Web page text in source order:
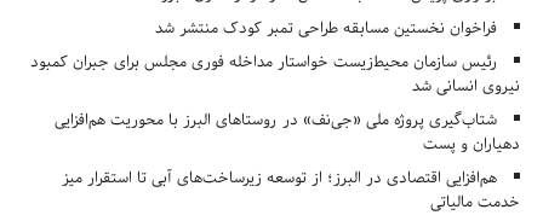
فراخوان نخستین مسابقه طراحی تمبر کودک منتشر شد
رئیس سازمان محیط‌زیست خواستار مداخله فوری مجلس برای جبران کمبود
نیروی انسانی شد
شتاب‌گیری پروژه ملی «جی‌نف» در روستاهای البرز با محوریت هم‌افزایی
دهیاران و پست
هم‌افزایی اقتصادی در البرز؛ از توسعه زیرساخت‌های آبی تا استقرار میز
خدمت مالیاتی